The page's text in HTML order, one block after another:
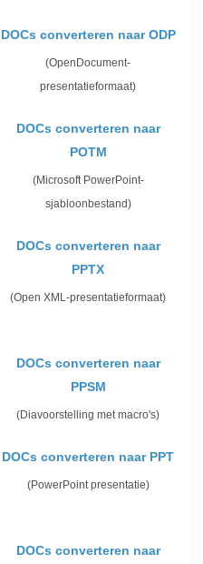
DOCs converteren naar ODP
(OpenDocument-
presentatieformaat)
DOCs converteren naar
POTM
(Microsoft PowerPoint-
sjabloonbestand)
DOCs converteren naar
PPTX
(Open XML-presentatieformaat)
DOCs converteren naar
PPSM
(Diavoorstelling met macro's)
DOCs converteren naar PPT
(PowerPoint presentatie)
DOCs converteren naar